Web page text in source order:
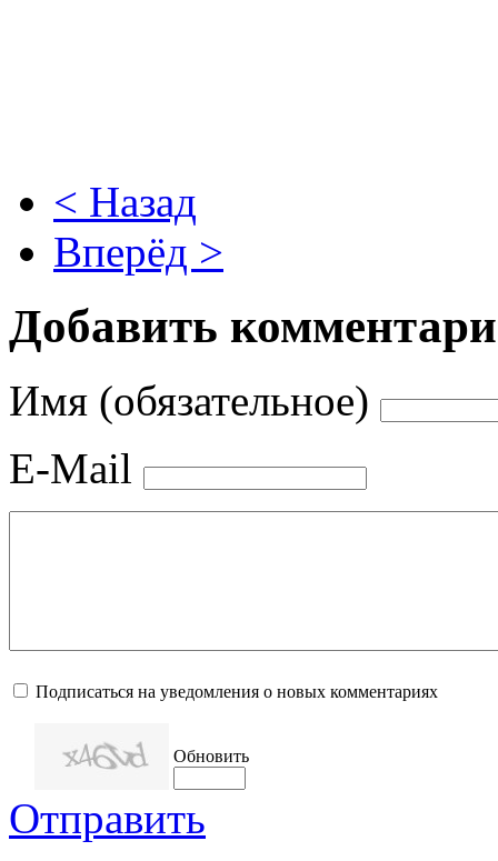
< Назад
Вперёд >
Добавить
Имя (обязательное)
E-Mail
Подписаться на уведомления о новых комментариях
Обновить
Отправить